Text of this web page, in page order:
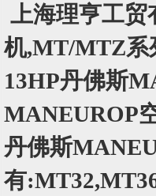
上海理亨工贸
机,MT/MTZ系
13HP丹佛斯
MANEUROP
丹佛斯
有